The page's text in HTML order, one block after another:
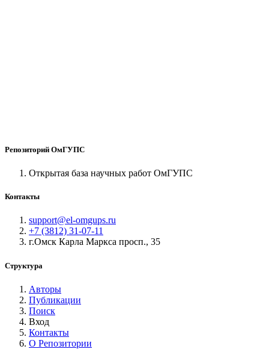
Репозиторий ОмГУПС
Открытая база научных работ ОмГУПС
Контакты
support@el-omgups.ru
+7 (3812) 31-07-11
г.Омск Карла Маркса просп., 35
Структура
Авторы
Публикации
Поиск
Вход
Контакты
О Репозитории